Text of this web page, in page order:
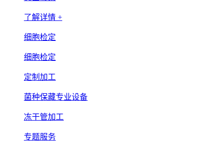
了解详情 +
细胞检定
细胞检定
定制加工
菌种保藏专业设备
冻干管加工
专题服务